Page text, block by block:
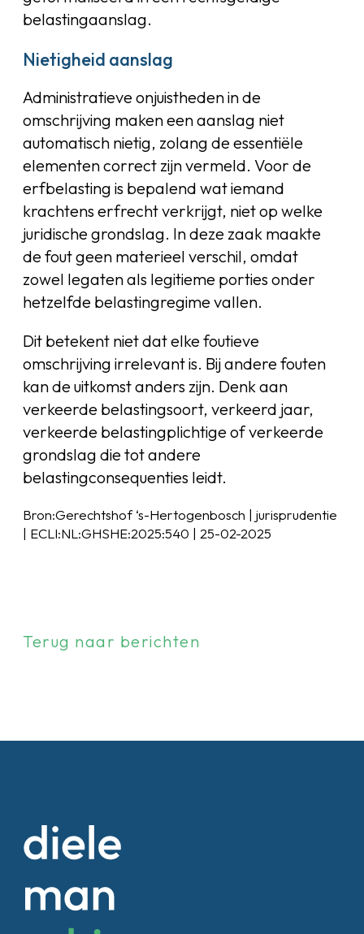
belastingaanslag.
Nietigheid aanslag
Administratieve onjuistheden in de
omschrijving maken een aanslag niet
automatisch nietig, zolang de essentiële
elementen correct zijn vermeld. Voor de
erfbelasting is bepalend wat iemand
krachtens erfrecht verkrijgt, niet op welke
juridische grondslag. In deze zaak maakte
de fout geen materieel verschil, omdat
zowel legaten als legitieme porties onder
hetzelfde belastingregime vallen.
Dit betekent niet dat elke foutieve
omschrijving irrelevant is. Bij andere fouten
kan de uitkomst anders zijn. Denk aan
verkeerde belastingsoort, verkeerd jaar,
verkeerde belastingplichtige of verkeerde
grondslag die tot andere
belastingconsequenties leidt.
Bron:Gerechtshof ‘s-Hertogenbosch | jurisprudentie
| ECLI:NL:GHSHE:2025:540 | 25-02-2025
Terug naar berichten